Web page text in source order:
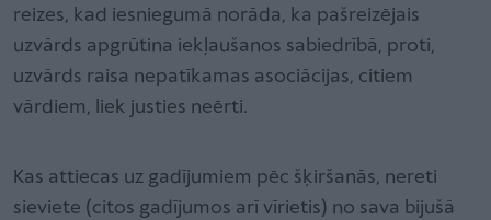
reizes, kad iesniegumā norāda, ka pašreizējais
uzvārds apgrūtina iekļaušanos sabiedrībā, proti,
uzvārds raisa nepatīkamas asociācijas, citiem
vārdiem, liek justies neērti.
Kas attiecas uz gadījumiem pēc šķiršanās, nereti
sieviete (citos gadījumos arī vīrietis) no sava bijušā